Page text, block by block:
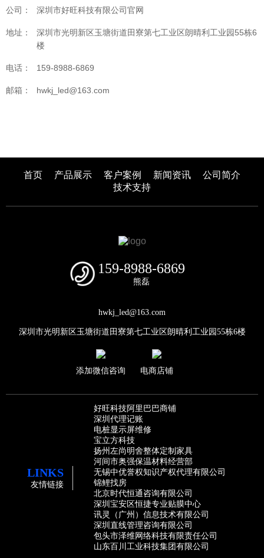
公司： 深圳市好旺科技有限公司官网
地址：
深圳市光明新区玉塘街道田寮第七工业区朗晴利工业园55栋6
楼
电话： 159-8988-6869
邮箱： hwkj_led@163.com
首页 产品展示 客户案例 新闻资讯
公司简介
技术支持
159-8988-6869
熊磊
hwkj_led@163.com
深圳市光明新区玉塘街道田寮第七工业区朗晴利工业园55栋6楼
添加微信咨询 电商店铺
LINKS
友情链接
好旺科技阿里巴巴商铺
深圳代理记账
电桩显示屏维修
宝立方科技
扬州左尚明舍整体定制家具
河间市奥强保温材料经营部
无锡中优誉权知识产权代理有限公司
锦鲤找房
北京时代恒通咨询有限公司
深圳宝安区恒捷专业贴膜中心
讯灵（广州）信息技术有限公司
深圳直线管理咨询有限公司
包头市泽维网络科技有限责任公司
山东百川工业科技集团有限公司